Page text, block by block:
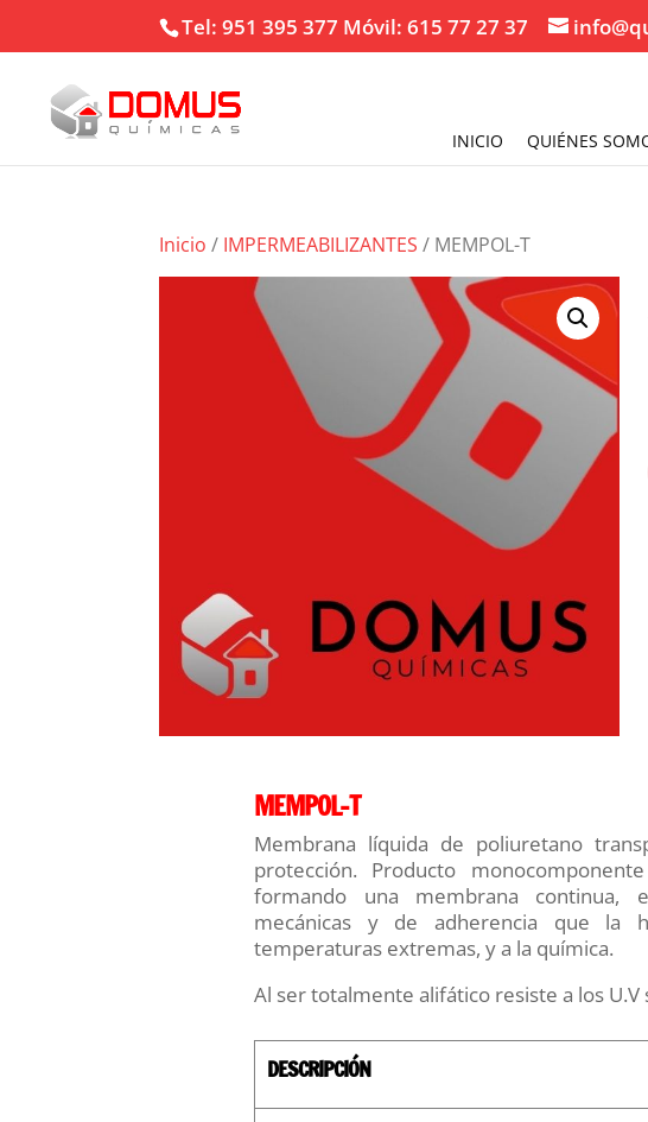
Tel: 951 395 377 Móvil: 615 77 27 37
INICIO QUIÉNES
Inicio / IMPERMEABILIZANTES / MEMPOL-T
MEMPOL-T
Membrana líquida de poliuretano
protección. Producto
formando una membrana continua,
mecánicas y de adherencia que la
temperaturas extremas, y a la química.
Al ser totalmente alifático resiste a los
DESCRIPCIÓN